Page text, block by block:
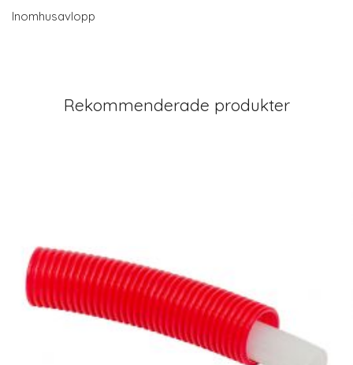
Inomhusavlopp
Rekommenderade produkter